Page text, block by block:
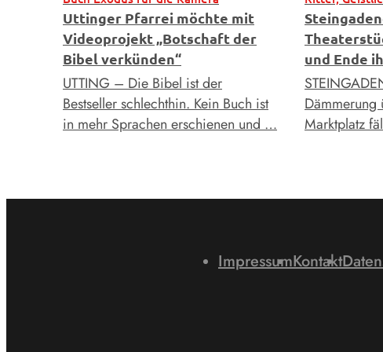
Uttinger Pfarrei möchte mit
Videoprojekt „Botschaft der
Bibel verkünden“
UTTING – Die Bibel ist der
Bestseller schlechthin. Kein Buch ist
in mehr Sprachen erschienen und …
und Ende
Dämmerung
Marktplatz
ImpressumKontakt